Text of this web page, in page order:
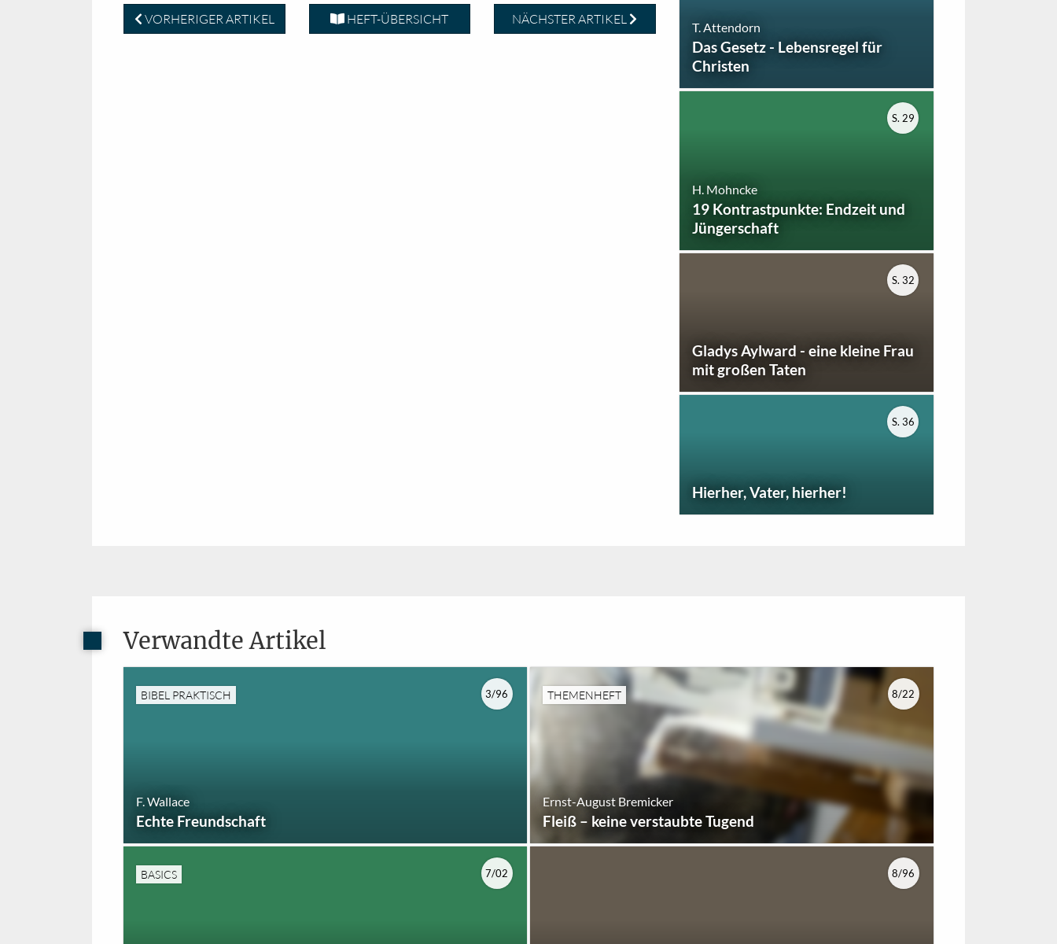
VORHERIGER ARTIKEL HEFT-ÜBERSICHT NÄCHSTER ARTIKEL
T. Attendorn
Das Gesetz - Lebensregel für
Christen
H. Mohncke
19 Kontrastpunkte: Endzeit und
Jüngerschaft
S. 29
Gladys Aylward - eine kleine Frau
mit großen Taten
S. 32
Hierher, Vater, hierher!
S. 36
Verwandte Artikel
BIBEL PRAKTISCH
F. Wallace
Echte Freundschaft
3/96 THEMENHEFT
Ernst-August Bremicker
Fleiß – keine verstaubte Tugend
8/22
BASICS 7/02 8/96